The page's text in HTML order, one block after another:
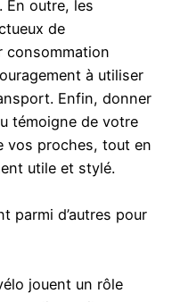
En outre, les
de
consommation
à utiliser
Enfin, donner
témoigne de votre
vos proches, tout en
utile et stylé.
parmi d’autres pour
jouent un rôle